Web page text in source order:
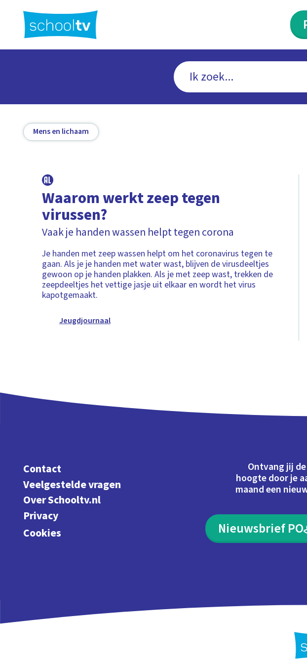
hoofdinhoud
Mens en lichaam
Waarom werkt zeep tegen
virussen?
Vaak je handen wassen helpt tegen corona
Je handen met zeep wassen helpt om het coronavirus tegen te
gaan. Als je je handen met water wast, blijven de virusdeeltjes
gewoon op je handen plakken. Als je met zeep wast, trekken de
zeepdeeltjes het vettige jasje uit elkaar en wordt het virus
kapotgemaakt.
Jeugdjournaal
Contact
Veelgestelde vragen
Over Schooltv.nl
Privacy
Cookies
Ontvang jij
hoogte door je
maand een
Nieuwsbrief PO